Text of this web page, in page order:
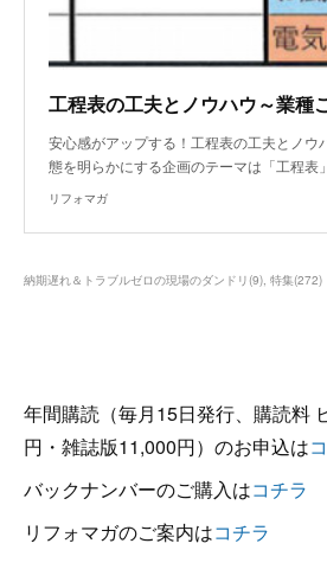
安心感がアップする！工程表の工夫とノウ
態を明らかにする企画のテーマは「工程
リフォマガ
納期遅れ＆トラブルゼロの現場のダンドリ(9) 特集(272)
年間購読（毎月15日発行、購読料
円・雑誌版11,000円）のお申込は
バックナンバーのご購入はコチラ
リフォマガのご案内はコチラ